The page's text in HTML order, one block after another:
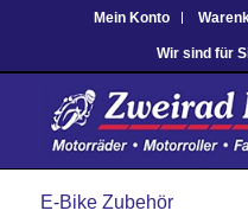
Mein Konto
Wir sind für
E-Bike Zubehör